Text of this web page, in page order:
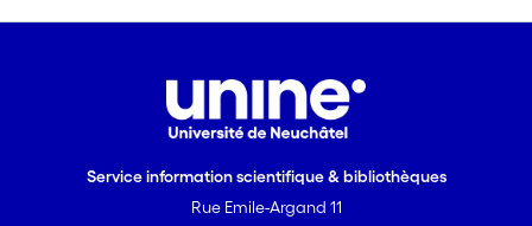
Service information scientifique & bibliothèques
Rue Emile-Argand 11